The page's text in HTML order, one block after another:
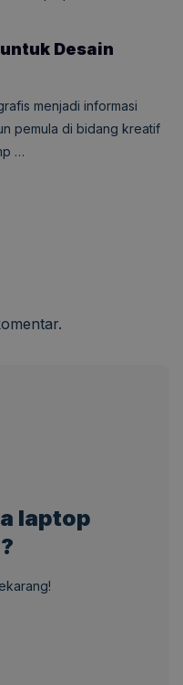
Desain
menjadi informasi
pemula di bidang kreatif
…
laptop